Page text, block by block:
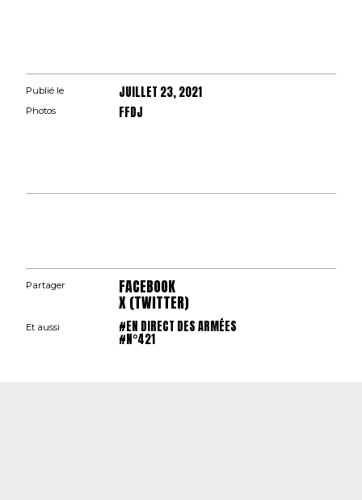
Publié le JUILLET 23, 2021
Photos FFDJ
Partager FACEBOOK
X (TWITTER)
Et aussi #EN DIRECT DES ARMÉES
#N°421